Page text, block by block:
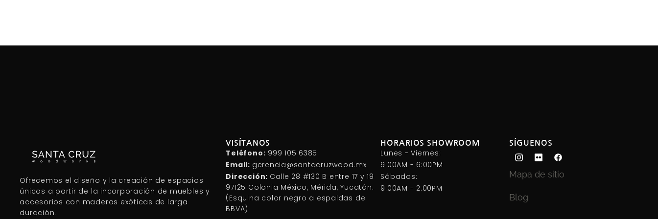
Ofrecemos el diseño y la creación de espacios
únicos a partir de la incorporación de muebles y
accesorios con maderas exóticas de larga
duración.
VISÍTANOS
Teléfono: 999 105 6385
Email: gerencia@santacruzwood.mx
Dirección: Calle 28 #130 B entre 17 y 19
97125 Colonia México, Mérida, Yucatán.
(Esquina color negro a espaldas de
BBVA)
HORARIOS SHOWROOM
Lunes - Viernes:
9:00AM - 6:00PM
Sábados:
9:00AM - 2:00PM
SÍGUENOS
Mapa de sitio
Blog